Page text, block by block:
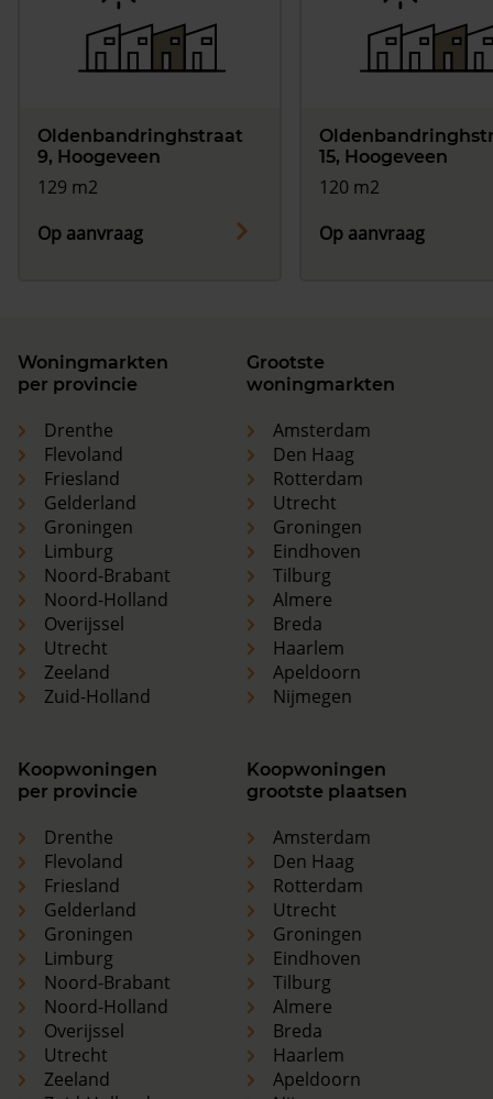
Oldenbandringhstraat
9, Hoogeveen
129 m2
Op aanvraag
15, Hoogeveen
120 m2
Op aanvraag
Woningmarkten
per provincie
Drenthe
Flevoland
Friesland
Gelderland
Groningen
Limburg
Noord-Brabant
Noord-Holland
Overijssel
Utrecht
Zeeland
Zuid-Holland
Grootste
woningmarkten
Amsterdam
Den Haag
Rotterdam
Utrecht
Groningen
Eindhoven
Tilburg
Almere
Breda
Haarlem
Apeldoorn
Nijmegen
Koopwoningen
per provincie
Drenthe
Flevoland
Friesland
Gelderland
Groningen
Limburg
Noord-Brabant
Noord-Holland
Overijssel
Utrecht
Zeeland
Koopwoningen
grootste plaatsen
Amsterdam
Den Haag
Rotterdam
Utrecht
Groningen
Eindhoven
Tilburg
Almere
Breda
Haarlem
Apeldoorn